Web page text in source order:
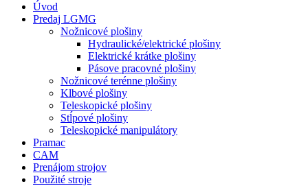
Úvod
Predaj LGMG
Nožnicové plošiny
Hydraulické/elektrické plošiny
Elektrické krátke plošiny
Pásove pracovné plošiny
Nožnicové terénne plošiny
Klbové plošiny
Teleskopické plošiny
Stĺpové plošiny
Teleskopické manipulátory
Pramac
CAM
Prenájom strojov
Použité stroje